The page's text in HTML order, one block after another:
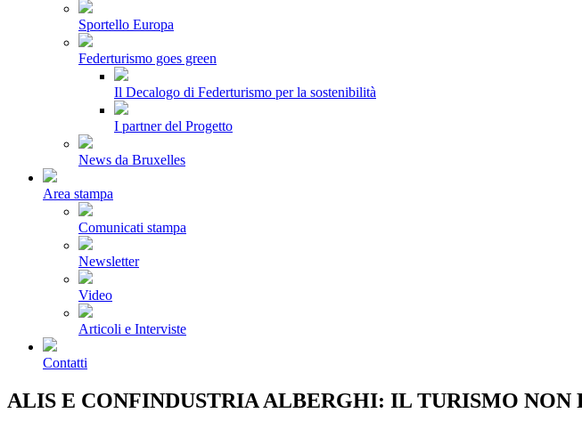
Sportello Europa
Federturismo goes green
Il Decalogo di Federturismo per la sostenibilità
I partner del Progetto
News da Bruxelles
Area stampa
Comunicati stampa
Newsletter
Video
Articoli e Interviste
Contatti
ALIS E CONFINDUSTRIA ALBERGHI: IL TURISMO NON